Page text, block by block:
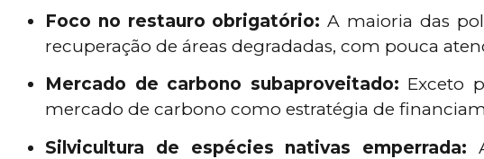
Foco no restauro obrigatório: A maioria das
recuperação de áreas degradadas, com pouca
Mercado de carbono subaproveitado: Exceto
mercado de carbono como estratégia de
Silvicultura de espécies nativas emperrada: